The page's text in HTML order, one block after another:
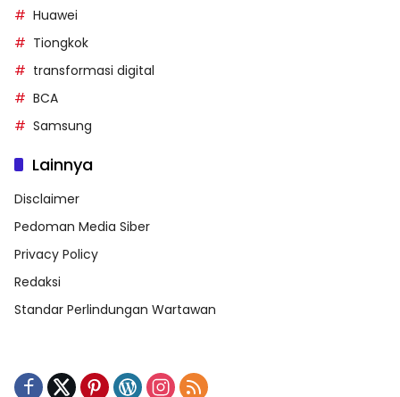
Huawei
Tiongkok
transformasi digital
BCA
Samsung
Lainnya
Disclaimer
Pedoman Media Siber
Privacy Policy
Redaksi
Standar Perlindungan Wartawan